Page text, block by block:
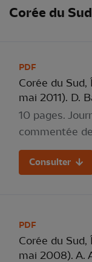
Corée du Sud
PDF
Corée du
mai 2011). D.
10 pages.
commentée
Consulter
PDF
Corée du Sud,
mai 2008). A.